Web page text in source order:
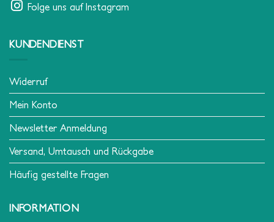
Folge uns auf Instagram
KUNDENDIENST
Widerruf
Mein Konto
Newsletter Anmeldung
Versand, Umtausch und Rückgabe
Häufig gestellte Fragen
INFORMATION